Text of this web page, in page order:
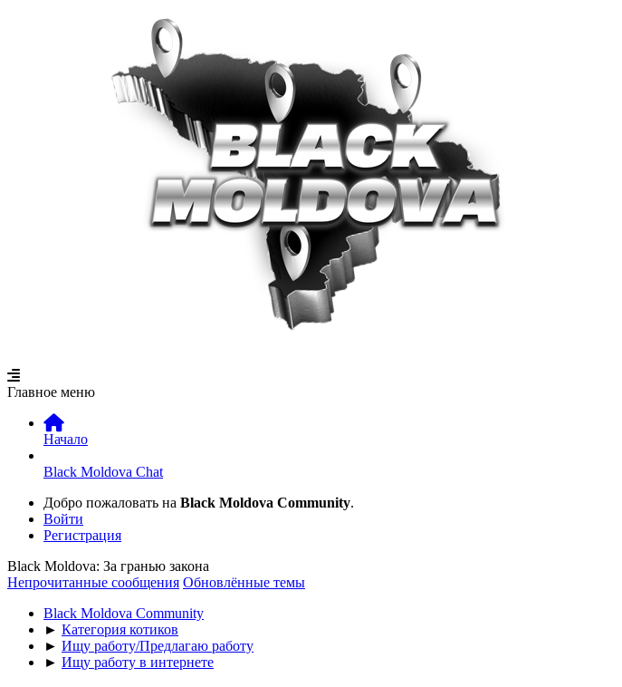
Главное меню
Начало
Black Moldova Chat
Добро пожаловать на Black Moldova Community.
Войти
Регистрация
Black Moldova: За гранью закона
Непрочитанные сообщения Обновлённые темы
Black Moldova Community
► Категория котиков
► Ищу работу/Предлагаю работу
► Ищу работу в интернете